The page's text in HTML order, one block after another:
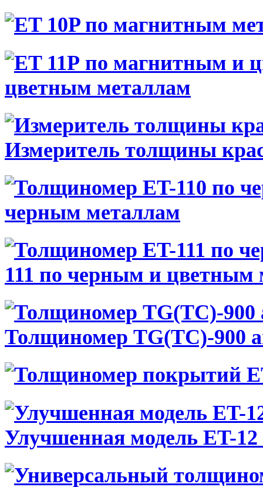
цветным металлам
Измеритель толщины
черным металлам
111 по черным и цветным
Толщиномер TG(TC)-900
Улучшенная модель ET-